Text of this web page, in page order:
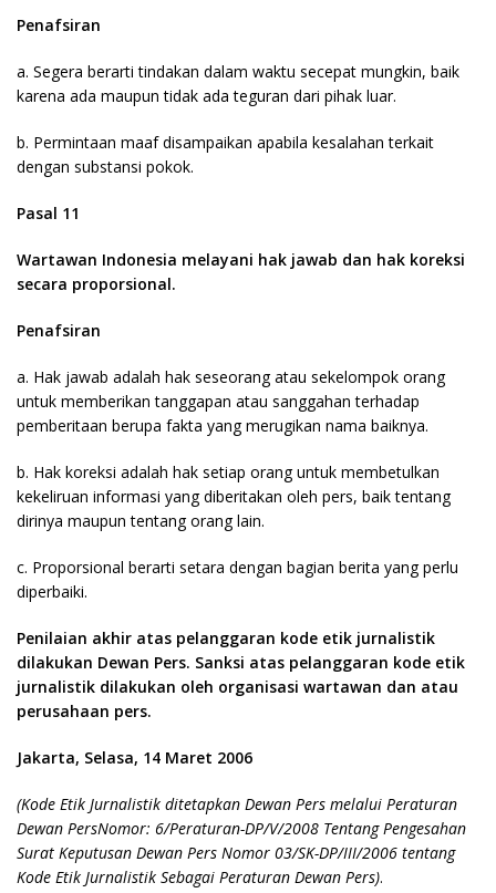
Penafsiran
a. Segera berarti tindakan dalam waktu secepat mungkin, baik
karena ada maupun tidak ada teguran dari pihak luar.
b. Permintaan maaf disampaikan apabila kesalahan terkait
dengan substansi pokok.
Pasal 11
Wartawan Indonesia melayani hak jawab dan hak koreksi
secara proporsional.
Penafsiran
a. Hak jawab adalah hak seseorang atau sekelompok orang
untuk memberikan tanggapan atau sanggahan terhadap
pemberitaan berupa fakta yang merugikan nama baiknya.
b. Hak koreksi adalah hak setiap orang untuk membetulkan
kekeliruan informasi yang diberitakan oleh pers, baik tentang
dirinya maupun tentang orang lain.
c. Proporsional berarti setara dengan bagian berita yang perlu
diperbaiki.
Penilaian akhir atas pelanggaran kode etik jurnalistik
dilakukan Dewan Pers. Sanksi atas pelanggaran kode etik
jurnalistik dilakukan oleh organisasi wartawan dan atau
perusahaan pers.
Jakarta, Selasa, 14 Maret 2006
(Kode Etik Jurnalistik ditetapkan Dewan Pers melalui Peraturan
Dewan PersNomor: 6/Peraturan-DP/V/2008 Tentang Pengesahan
Surat Keputusan Dewan Pers Nomor 03/SK-DP/III/2006 tentang
Kode Etik Jurnalistik Sebagai Peraturan Dewan Pers).